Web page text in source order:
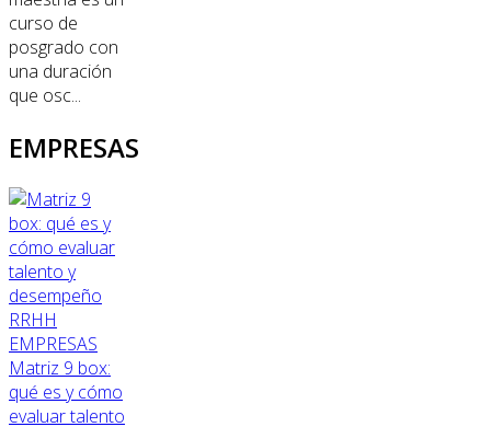
curso de
posgrado con
una duración
que osc...
EMPRESAS
RRHH
EMPRESAS
Matriz 9 box:
qué es y cómo
evaluar talento